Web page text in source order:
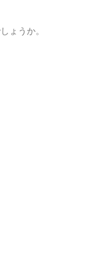
ょうか。